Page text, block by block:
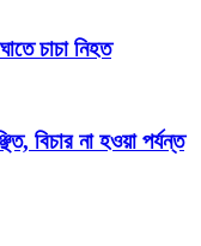
চাচা নিহত
বিচার না হওয়া পর্যন্ত